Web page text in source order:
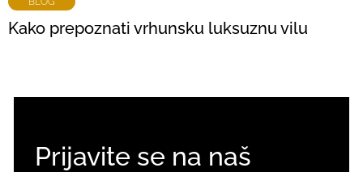
Kako prepoznati vrhunsku luksuznu vilu
Prijavite se na naš